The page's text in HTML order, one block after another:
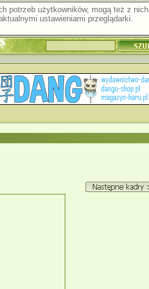
potrzeb użytkowników, mogą też z nich
ustawieniami przeglądarki.